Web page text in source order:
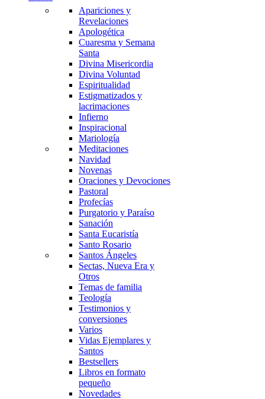
Apariciones y
Revelaciones
Apologética
Cuaresma y Semana
Santa
Divina Misericordia
Divina Voluntad
Espiritualidad
Estigmatizados y
lacrimaciones
Infierno
Inspiracional
Mariología
Meditaciones
Navidad
Novenas
Oraciones y Devociones
Pastoral
Profecías
Purgatorio y Paraíso
Sanación
Santa Eucaristía
Santo Rosario
Santos Ángeles
Sectas, Nueva Era y
Otros
Temas de familia
Teología
Testimonios y
conversiones
Varios
Vidas Ejemplares y
Santos
Bestsellers
Libros en formato
pequeño
Novedades